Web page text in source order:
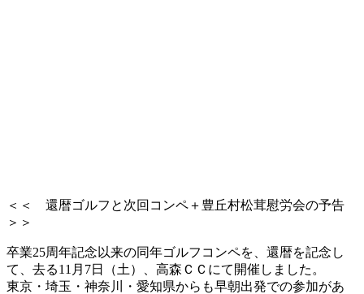
＜＜ 還暦ゴルフと次回コンペ＋豊丘村松茸慰労会の予告
＞＞
卒業25周年記念以来の同年ゴルフコンペを、還暦を記念し
て、去る11月7日（土）、高森ＣＣにて開催しました。
東京・埼玉・神奈川・愛知県からも早朝出発での参加があ